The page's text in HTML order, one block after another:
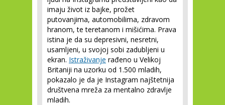
imaju život iz bajke, prožet
putovanjima, automobilima, zdravom
hranom, te teretanom i mišićima. Prava
istina je da su depresivni, nesretni,
usamljeni, u svojoj sobi zadubljeni u
ekran. Istraživanje rađeno u Velikoj
Britaniji na uzorku od 1.500 mladih,
pokazalo je da je Instagram najštetnija
društvena mreža za mentalno zdravlje
mladih.